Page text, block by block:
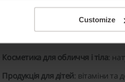
Customize
організму.
: джерело омега-3
Косметика для обличчя і тіла:
Продукція для дітей: вітаміни та